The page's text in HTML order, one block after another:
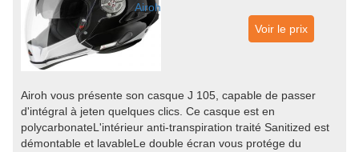
Airoh
Voir le prix
Airoh vous présente son casque J 105, capable de passer
d'intégral à jeten quelques clics. Ce casque est en
polycarbonateL'intérieur anti-transpiration traité Sanitized est
démontable et lavableLe double écran vous protége du